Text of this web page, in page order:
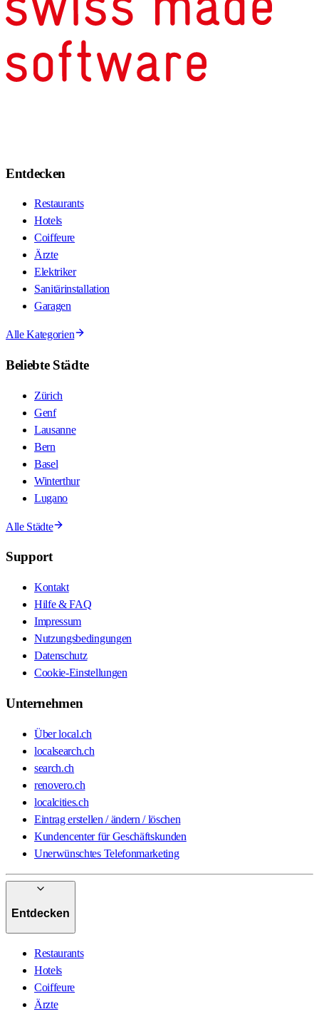
Entdecken
Restaurants
Hotels
Coiffeure
Ärzte
Elektriker
Sanitärinstallation
Garagen
Alle Kategorien
Beliebte Städte
Zürich
Genf
Lausanne
Bern
Basel
Winterthur
Lugano
Alle Städte
Support
Kontakt
Hilfe & FAQ
Impressum
Nutzungsbedingungen
Datenschutz
Cookie-Einstellungen
Unternehmen
Über local.ch
localsearch.ch
search.ch
renovero.ch
localcities.ch
Eintrag erstellen / ändern / löschen
Kundencenter für Geschäftskunden
Unerwünschtes Telefonmarketing
Entdecken
Restaurants
Hotels
Coiffeure
Ärzte